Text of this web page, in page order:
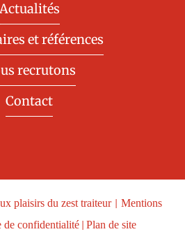
et références
recrutons
Contact
plaisirs du zest traiteur | Mentions
de confidentialité| Plan de site